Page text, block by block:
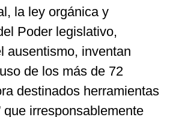
la ley orgánica y
Poder legislativo,
ausentismo, inventan
de los más de 72
destinados herramientas
que irresponsablemente